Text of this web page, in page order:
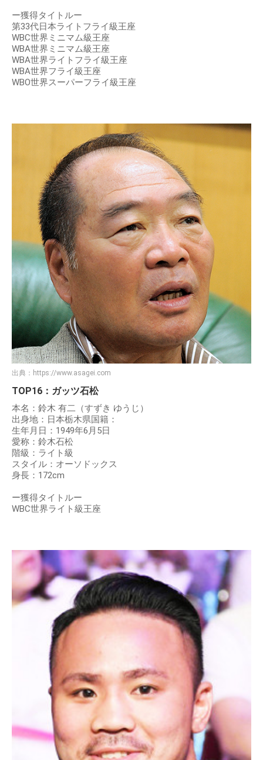
ー獲得タイトルー
第33代日本ライトフライ級王座
WBC世界ミニマム級王座
WBA世界ミニマム級王座
WBA世界ライトフライ級王座
WBA世界フライ級王座
WBO世界スーパーフライ級王座
出典： https://www.asagei.com
TOP16：ガッツ石松
本名：鈴木 有二（すずき ゆうじ）
出身地：日本栃木県国籍：
生年月日：1949年6月5日
愛称：鈴木石松
階級：ライト級
スタイル：オーソドックス
身長：172cm
ー獲得タイトルー
WBC世界ライト級王座